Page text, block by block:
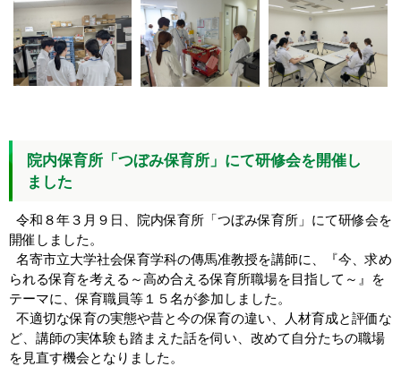
院内保育所「つぼみ保育所」にて研修会を開催し
ました
令和８年３月９日、院内保育所「つぼみ保育所」にて研修会を
開催しました。
名寄市立大学社会保育学科の傳馬准教授を講師に、『今、求め
られる保育を考える～高め合える保育所職場を目指して～』を
テーマに、保育職員等１５名が参加しました。
不適切な保育の実態や昔と今の保育の違い、人材育成と評価な
ど、講師の実体験も踏まえた話を伺い、改めて自分たちの職場
を見直す機会となりました。